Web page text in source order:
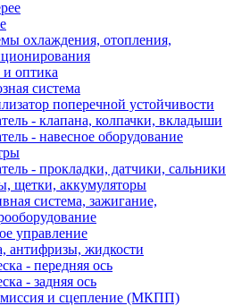
охлаждения, отопления,
и оптика
система
поперечной устойчивости
- клапана, колпачки, вкладыши
- навесное оборудование
- прокладки, датчики, сальники
щетки, аккумуляторы
система, зажигание,
управление
антифризы, жидкости
- передняя ось
- задняя ось
и сцепление (МКПП)